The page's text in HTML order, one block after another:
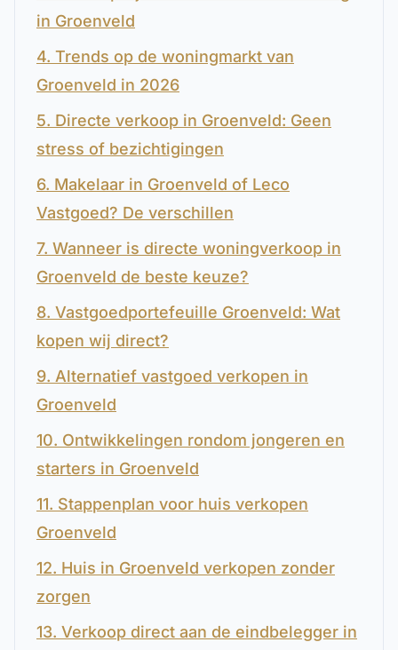
in Groenveld
4. Trends op de woningmarkt van
Groenveld in 2026
5. Directe verkoop in Groenveld: Geen
stress of bezichtigingen
6. Makelaar in Groenveld of Leco
Vastgoed? De verschillen
7. Wanneer is directe woningverkoop in
Groenveld de beste keuze?
8. Vastgoedportefeuille Groenveld: Wat
kopen wij direct?
9. Alternatief vastgoed verkopen in
Groenveld
10. Ontwikkelingen rondom jongeren en
starters in Groenveld
11. Stappenplan voor huis verkopen
Groenveld
12. Huis in Groenveld verkopen zonder
zorgen
13. Verkoop direct aan de eindbelegger in